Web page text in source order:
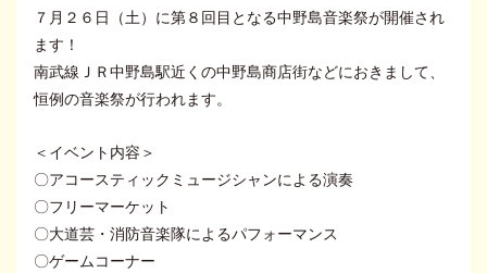
７月２６日（土）に第８回目となる中野島音楽祭が開催され
ます！
南武線ＪＲ中野島駅近くの中野島商店街などにおきまして、
恒例の音楽祭が行われます。
＜イベント内容＞
〇アコースティックミュージシャンによる演奏
〇フリーマーケット
〇大道芸・消防音楽隊によるパフォーマンス
〇ゲームコーナー